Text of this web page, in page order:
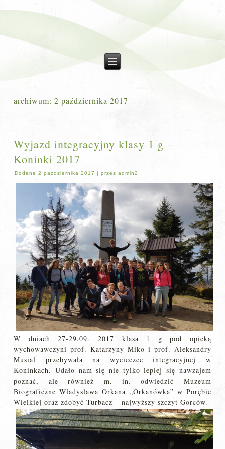
archiwum:2 października 2017
Wyjazd integracyjny klasy 1 g –
Koninki 2017
Dodane 2 października 2017 |przez admin2
W dniach 27-29.09. 2017 klasa 1 g pod opieką
wychowawczyni prof. Katarzyny Miko i prof. Aleksandry
Musiał przebywała na wycieczce integracyjnej w
Koninkach. Udało nam się nie tylko lepiej się nawzajem
poznać, ale również m. in. odwiedzić Muzeum
Biograficzne Władysława Orkana „Orkanówka” w Porębie
Wielkiej oraz zdobyć Turbacz – najwyższy szczyt Gorców.